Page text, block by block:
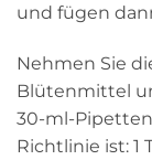
und fügen
Nehmen Sie
Blütenmittel
30-ml-
Richtlinie ist: 1